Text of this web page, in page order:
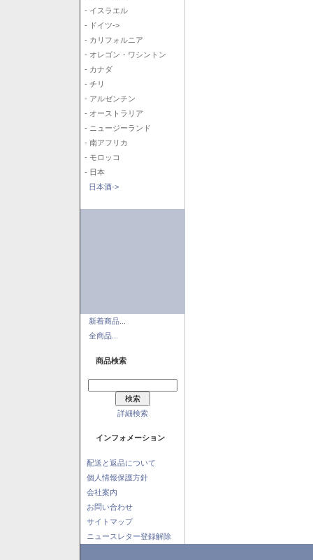
- イスラエル
- ドイツ->
- カリフォルニア
- オレゴン・ワシントン
- カナダ
- チリ
- アルゼンチン
- オーストラリア
- ニュージーランド
- 南アフリカ
- モロッコ
- 日本
日本酒->
新着商品...
全商品...
商品検索
詳細検索
インフォメーション
配送と返品について
個人情報保護方針
会社案内
お問い合わせ
サイトマップ
ニュースレター登録解除